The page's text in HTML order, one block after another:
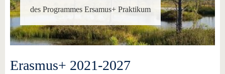
internationale
Studierende
Innovative
Transferprojekte
Lernen
Sie uns
Region
erleben
des Programmes Ersamus+ Praktikum
Erasmus+ 2021-2027